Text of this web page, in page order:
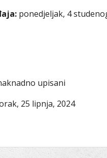
ponedjeljak, 4
upisani
25 lipnja, 2024